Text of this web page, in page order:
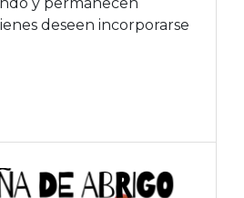
deseen incorporarse